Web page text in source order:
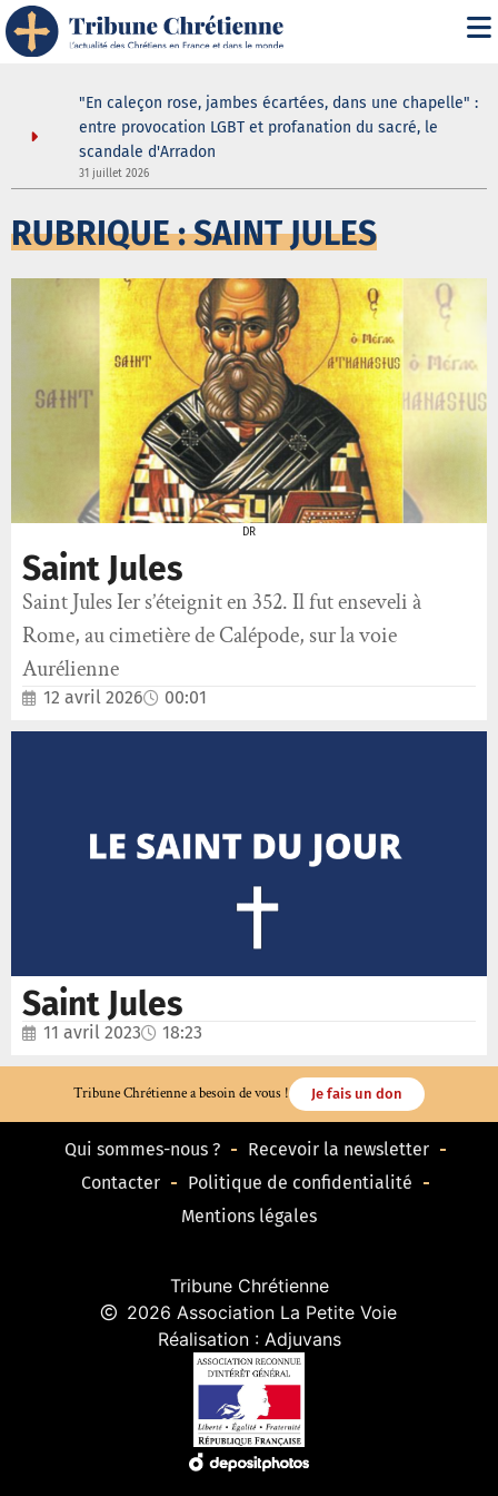
douche
"En caleçon rose, jambes écartées, dans une chapelle" :
entre provocation LGBT et profanation du sacré, le
scandale d'Arradon
31 juillet 2026
RUBRIQUE : SAINT JULES
DR
Saint Jules
Saint Jules Ier s’éteignit en 352. Il fut enseveli à
Rome, au cimetière de Calépode, sur la voie
Aurélienne
12 avril 2026 00:01
Saint Jules
11 avril 2023 18:23
Tribune Chrétienne a besoin de vous ! Je fais un don
Qui sommes-nous ?
Recevoir la newsletter
Contacter
Politique de confidentialité
Mentions légales
Tribune Chrétienne
2026 Association La Petite Voie
Réalisation : Adjuvans